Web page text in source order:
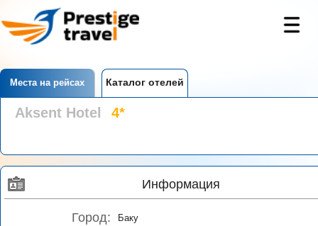
Места на рейсах Каталог отелей
Aksent Hotel 4*
Информация
Город: Баку